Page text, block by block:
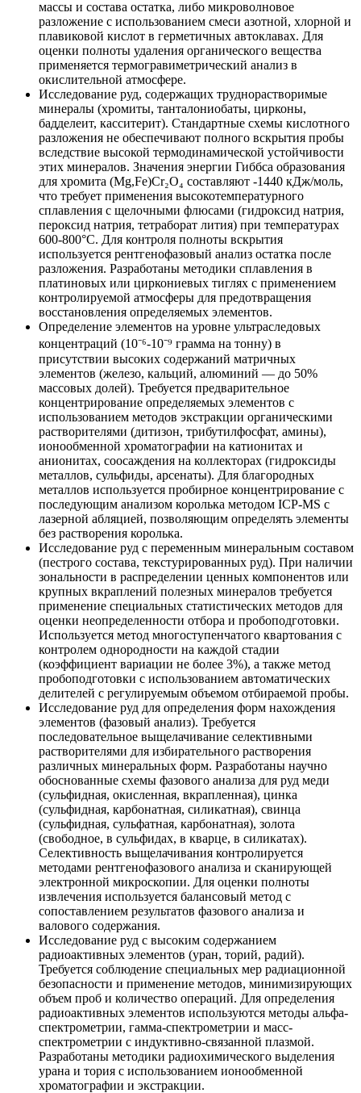
массы и состава остатка, либо микроволновое
разложение с использованием смеси азотной, хлорной и
плавиковой кислот в герметичных автоклавах. Для
оценки полноты удаления органического вещества
применяется термогравиметрический анализ в
окислительной атмосфере.
Исследование руд, содержащих труднорастворимые
минералы (хромиты, танталониобаты, цирконы,
бадделеит, касситерит). Стандартные схемы кислотного
разложения не обеспечивают полного вскрытия пробы
вследствие высокой термодинамической устойчивости
этих минералов. Значения энергии Гиббса образования
для хромита (Mg,Fe)Cr₂O₄ составляют -1440 кДж/моль,
что требует применения высокотемпературного
сплавления с щелочными флюсами (гидроксид натрия,
пероксид натрия, тетраборат лития) при температурах
600-800°C. Для контроля полноты вскрытия
используется рентгенофазовый анализ остатка после
разложения. Разработаны методики сплавления в
платиновых или циркониевых тиглях с применением
контролируемой атмосферы для предотвращения
восстановления определяемых элементов.
Определение элементов на уровне ультраследовых
концентраций (10⁻⁶-10⁻⁹ грамма на тонну) в
присутствии высоких содержаний матричных
элементов (железо, кальций, алюминий — до 50%
массовых долей). Требуется предварительное
концентрирование определяемых элементов с
использованием методов экстракции органическими
растворителями (дитизон, трибутилфосфат, амины),
ионообменной хроматографии на катионитах и
анионитах, соосаждения на коллекторах (гидроксиды
металлов, сульфиды, арсенаты). Для благородных
металлов используется пробирное концентрирование с
последующим анализом королька методом ICP-MS с
лазерной абляцией, позволяющим определять элементы
без растворения королька.
Исследование руд с переменным минеральным составом
(пестрого состава, текстурированных руд). При наличии
зональности в распределении ценных компонентов или
крупных вкраплений полезных минералов требуется
применение специальных статистических методов для
оценки неопределенности отбора и пробоподготовки.
Используется метод многоступенчатого квартования с
контролем однородности на каждой стадии
(коэффициент вариации не более 3%), а также метод
пробоподготовки с использованием автоматических
делителей с регулируемым объемом отбираемой пробы.
Исследование руд для определения форм нахождения
элементов (фазовый анализ). Требуется
последовательное выщелачивание селективными
растворителями для избирательного растворения
различных минеральных форм. Разработаны научно
обоснованные схемы фазового анализа для руд меди
(сульфидная, окисленная, вкрапленная), цинка
(сульфидная, карбонатная, силикатная), свинца
(сульфидная, сульфатная, карбонатная), золота
(свободное, в сульфидах, в кварце, в силикатах).
Селективность выщелачивания контролируется
методами рентгенофазового анализа и сканирующей
электронной микроскопии. Для оценки полноты
извлечения используется балансовый метод с
сопоставлением результатов фазового анализа и
валового содержания.
Исследование руд с высоким содержанием
радиоактивных элементов (уран, торий, радий).
Требуется соблюдение специальных мер радиационной
безопасности и применение методов, минимизирующих
объем проб и количество операций. Для определения
радиоактивных элементов используются методы альфа-
спектрометрии, гамма-спектрометрии и масс-
спектрометрии с индуктивно-связанной плазмой.
Разработаны методики радиохимического выделения
урана и тория с использованием ионообменной
хроматографии и экстракции.